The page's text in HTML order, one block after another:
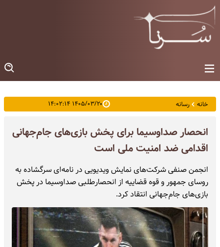
خانه رسانه ۱۴۰۵/۰۳/۲۰ ۱۴:۰۲:۱۴
انحصار صداوسیما برای پخش بازی‌های جام‌جهانی
اقدامی ضد امنیت ملی است
انجمن صنفی شرکت‌های نمایش ویدیویی در نامه‌ای سرگشاده به
روسای جمهور و قوه قضاییه از انحصارطلبی صداوسیما در پخش
بازی‌های جام‌جهانی انتقاد کرد.